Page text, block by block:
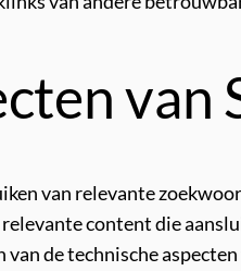
van
van relevante
content die
de technische